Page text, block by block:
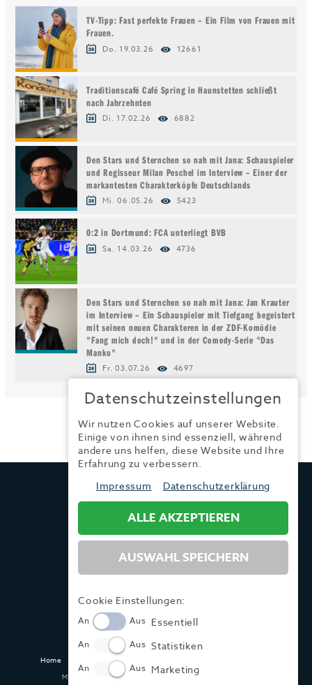
TV-Tipp: Fast perfekte Frauen – Ein Film von Frauen mit
Frauen.
Do. 19.03.26 12661
Traditionscafé Café Spring in Haunstetten schließt
nach Jahrzehnten
Di. 17.02.26 6882
Den Stars und Sternchen so nah mit Jana: Schauspieler
und Regisseur Milan Peschel im Interview – Einer der
markantesten Charakterköpfe Deutschlands
Mi. 06.05.26 5423
0:2 in Dortmund: FCA unterliegt BVB
Sa. 14.03.26 4736
Den Stars und Sternchen so nah mit Jana: Jan Krauter
im Interview – Ein Schauspieler mit Tiefgang begeistert
mit seinen neuen Charakteren in der ZDF-Komödie
"Fang mich doch!" und in der Comedy-Serie "Das
Manko"
Fr. 03.07.26 4697
TRENDYONE
Fax:
+49 (0) 821 / 99 82 34 41
Home Impressum
Made with ♥ in Dasing und Hamburg @ zwetschke.de
Datenschutzeinstellungen
Wir nutzen Cookies auf unserer Website.
Einige von ihnen sind essenziell, während
andere uns helfen, diese Website und Ihre
Erfahrung zu verbessern.
Impressum
Datenschutzerklärung
ALLE AKZEPTIEREN
AUSWAHL SPEICHERN
Cookie Einstellungen:
An Aus Essentiell
An Aus Statistiken
An Aus Marketing